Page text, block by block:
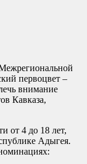
первоцвет –
внимание
Кавказа,
от 4 до 18 лет,
Адыгея.